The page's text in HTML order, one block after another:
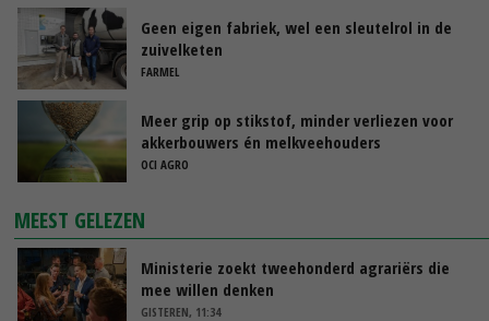
Geen eigen fabriek, wel een sleutelrol in de
zuivelketen
FARMEL
Meer grip op stikstof, minder verliezen voor
akkerbouwers én melkveehouders
OCI AGRO
MEEST GELEZEN
Ministerie zoekt tweehonderd agrariërs die
mee willen denken
GISTEREN, 11:34